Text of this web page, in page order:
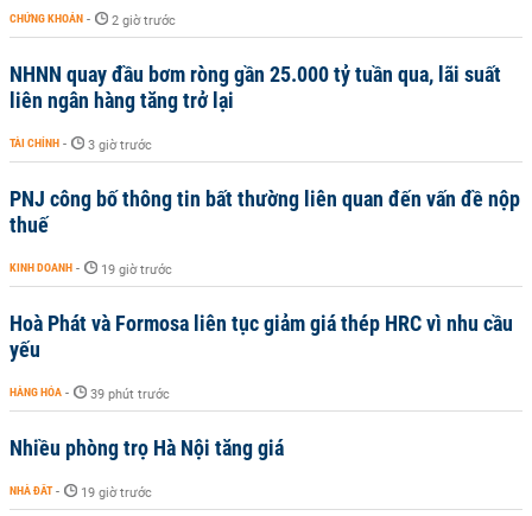
CHỨNG KHOÁN - 2 giờ trước
NHNN quay đầu bơm ròng gần 25.000 tỷ tuần qua, lãi suất
liên ngân hàng tăng trở lại
TÀI CHÍNH - 3 giờ trước
PNJ công bố thông tin bất thường liên quan đến vấn đề nộp
thuế
KINH DOANH - 19 giờ trước
Hoà Phát và Formosa liên tục giảm giá thép HRC vì nhu cầu
yếu
HÀNG HÓA - 39 phút trước
Nhiều phòng trọ Hà Nội tăng giá
NHÀ ĐẤT - 19 giờ trước